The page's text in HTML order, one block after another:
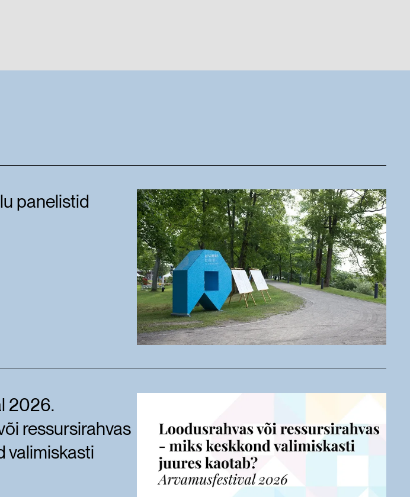
panelistid
2026.
ressursirahvas
valimiskasti